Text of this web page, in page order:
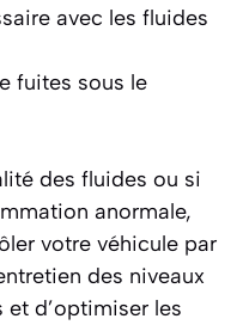
avec les fluides
fuites sous le
des fluides ou si
anormale,
votre véhicule par
des niveaux
et d’optimiser les